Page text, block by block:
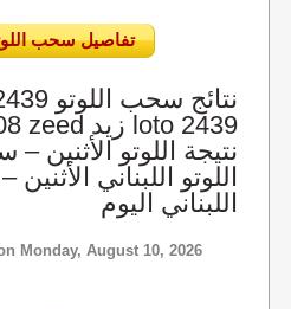
تفاصيل سحب اللوتو رقم ٢٤٣٩
اللوتو اللبناني الأثنين
اللبناني اليوم
Monday, August 10, 2026